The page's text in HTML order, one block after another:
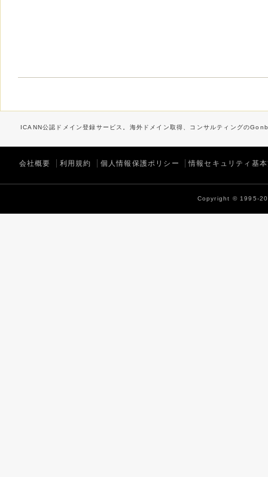
ICANN公認ドメイン登録サービス。海外ドメイン取得、コンサルティングの
会社概要 利用規約 個人情報保護ポリシー 情報セキュリティ基
Copyright © 1995-